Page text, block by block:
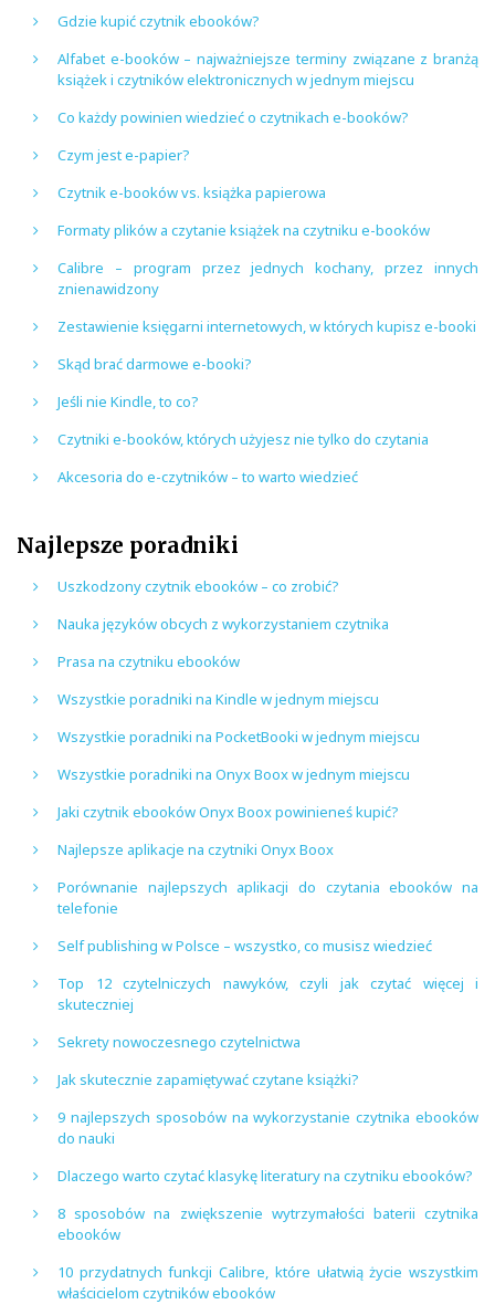
Gdzie kupić czytnik ebooków?
Alfabet e-booków – najważniejsze terminy związane z branżą
książek i czytników elektronicznych w jednym miejscu
Co każdy powinien wiedzieć o czytnikach e-booków?
Czym jest e-papier?
Czytnik e-booków vs. książka papierowa
Formaty plików a czytanie książek na czytniku e-booków
Calibre – program przez jednych kochany, przez innych
znienawidzony
Zestawienie księgarni internetowych, w których kupisz e-booki
Skąd brać darmowe e-booki?
Jeśli nie Kindle, to co?
Czytniki e-booków, których użyjesz nie tylko do czytania
Akcesoria do e-czytników – to warto wiedzieć
Najlepsze poradniki
Uszkodzony czytnik ebooków – co zrobić?
Nauka języków obcych z wykorzystaniem czytnika
Prasa na czytniku ebooków
Wszystkie poradniki na Kindle w jednym miejscu
Wszystkie poradniki na PocketBooki w jednym miejscu
Wszystkie poradniki na Onyx Boox w jednym miejscu
Jaki czytnik ebooków Onyx Boox powinieneś kupić?
Najlepsze aplikacje na czytniki Onyx Boox
Porównanie najlepszych aplikacji do czytania ebooków na
telefonie
Self publishing w Polsce – wszystko, co musisz wiedzieć
Top 12 czytelniczych nawyków, czyli jak czytać więcej i
skuteczniej
Sekrety nowoczesnego czytelnictwa
Jak skutecznie zapamiętywać czytane książki?
9 najlepszych sposobów na wykorzystanie czytnika ebooków
do nauki
Dlaczego warto czytać klasykę literatury na czytniku ebooków?
8 sposobów na zwiększenie wytrzymałości baterii czytnika
ebooków
10 przydatnych funkcji Calibre, które ułatwią życie wszystkim
właścicielom czytników ebooków